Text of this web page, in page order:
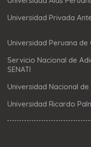
Universidad Privada
Universidad Peruana de
Servicio Nacional de
SENATI
Universidad Nacional
Universidad Ricardo